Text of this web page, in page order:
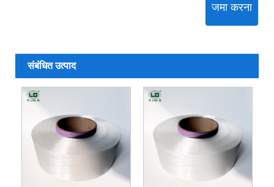
जमा करना
संबंधित उत्पाद